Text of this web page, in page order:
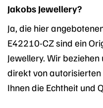
Jakobs Jewellery?
Ja, die hier
E42210-CZ sind ein
Jewellery. Wir
direkt von
Ihnen die Echtheit und